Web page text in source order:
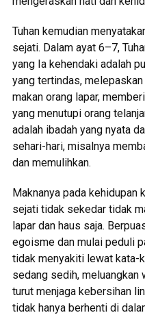
Tuhan kemudian
sejati. Dalam ayat 6–7,
yang Ia kehendaki adalah
yang tertindas,
makan orang lapar,
yang menutupi orang
adalah ibadah yang nyata
sehari-hari, misalnya
dan memulihkan.
Maknanya pada kehidupan
sejati tidak sekedar tidak
lapar dan haus saja.
egoisme dan mulai peduli
tidak menyakiti lewat kata-
sedang sedih, meluangkan
turut menjaga kebersihan
tidak hanya berhenti di